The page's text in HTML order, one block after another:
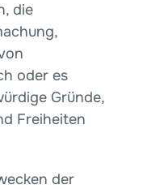
die
oder es
Gründe,
Freiheiten
der